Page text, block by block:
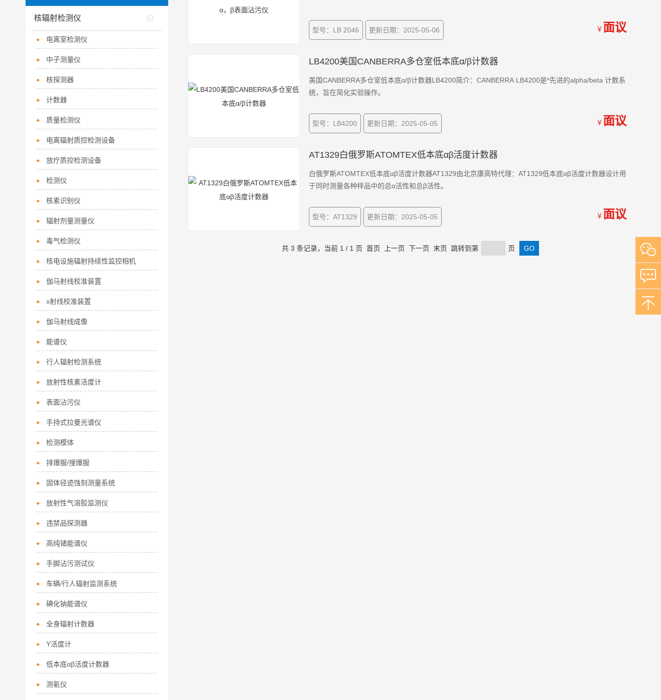
核辐射检测仪
电离室检测仪
中子测量仪
核探测器
计数器
质量检测仪
电离辐射质控检测设备
放疗质控检测设备
检测仪
核素识别仪
辐射剂量测量仪
毒气检测仪
核电设施辐射持续性监控相机
伽马射线校准装置
x射线校准装置
伽马射线成像
能谱仪
行人辐射检测系统
放射性核素活度计
表面沾污仪
手持式拉曼光谱仪
检测模体
排爆服/搜爆服
固体径迹蚀刻测量系统
放射性气溶胶监测仪
违禁品探测器
高纯锗能谱仪
手脚沾污测试仪
车辆/行人辐射监测系统
碘化钠能谱仪
全身辐射计数器
Y活度计
低本底αβ活度计数器
测氡仪
型号：LB 2046 更新日期：2025-05-06 ￥ 面议
LB4200美国CANBERRA多仓室低本底α/β计数器
美国CANBERRA多仓室低本底α/β计数器LB4200简介：CANBERRA LB4200是*先进的alpha/beta 计数系
统，旨在简化实验操作。
型号：LB4200 更新日期：2025-05-05 ￥ 面议
AT1329白俄罗斯ATOMTEX低本底αβ活度计数器
白俄罗斯ATOMTEX低本底αβ活度计数器AT1329由北京康高特代理：AT1329低本底αβ活度计数器设计用
于同时测量各种样品中的总α活性和总β活性。
型号：AT1329 更新日期：2025-05-05 ￥ 面议
共 3 条记录，当前 1 / 1 页 首页 上一页 下一页 末页 跳转到第 页